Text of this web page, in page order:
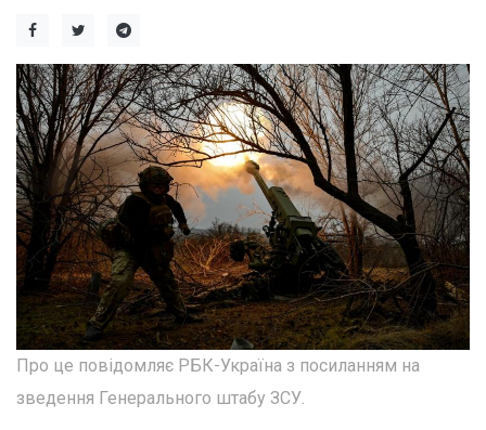
Про це повідомляє РБК-Україна з посиланням на
зведення Генерального штабу ЗСУ.